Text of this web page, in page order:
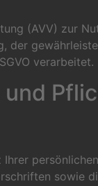
(AVV) zur
verarbeitet.
sowie